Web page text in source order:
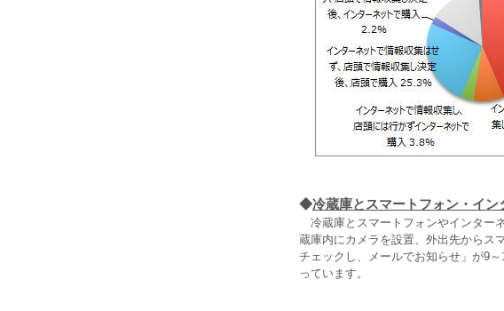
◆冷蔵庫とスマートフォン・イ
冷蔵庫とスマートフォンやインター
蔵庫内にカメラを設置、外出先からス
チェックし、メールでお知らせ」が9
っています。